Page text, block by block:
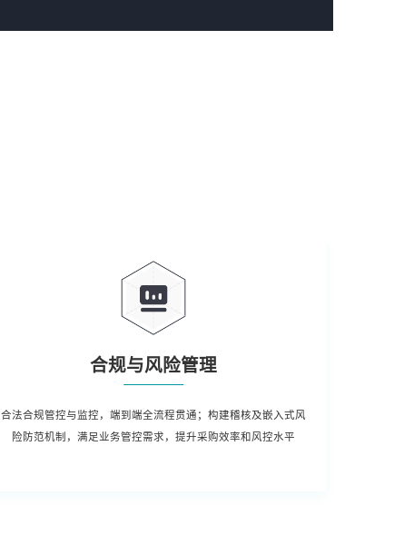
合规与风险管理
合法合规管控与监控，端到端全流程贯通；构建稽核及嵌入式风
险防范机制，满足业务管控需求，提升采购效率和风控水平